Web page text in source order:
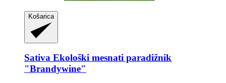
Košarica
Sativa Ekološki mesnati paradižnik
"Brandywine"